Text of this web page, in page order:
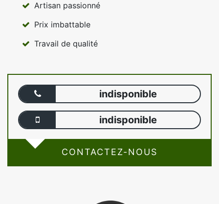
Artisan passionné
Prix imbattable
Travail de qualité
indisponible
indisponible
CONTACTEZ-NOUS